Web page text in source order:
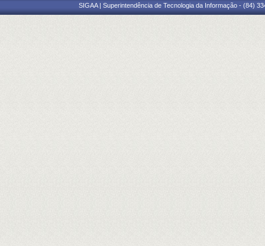
SIGAA | Superintendência de Tecnologia da Informação - (84)